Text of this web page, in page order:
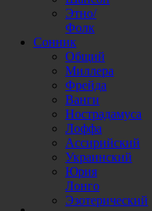
Этно/
Фолк
Сонник
Общий
Миллера
Фрейда
Ванги
Нострадамуса
Лоффа
Ассирийский
Украинский
Юрия
Лонго
Эзотерический